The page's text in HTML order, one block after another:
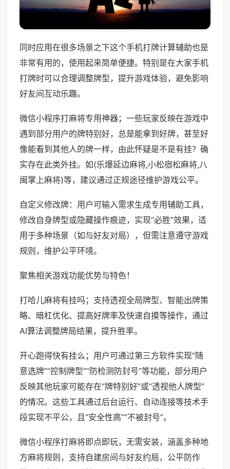
同时应用在很多场景之下这个手机打牌计算辅助也是
非常有用的，使用起来简单便捷。特别是在大家手机
打牌时可以合理调整牌型，提升游戏体验，避免影响
好友间互动乐趣。
微信小程序打麻将专用神器；一些玩家反映在游戏中
遇到部分用户的牌特别好，总是能拿到好牌，甚至好
像能看到其他人的牌一样，由此怀疑是不是有挂？确
实存在此类外挂。如(乐爆延边麻将,小松宿松麻将,八
闽掌上麻将)等，建议通过正规途径维护游戏公平。
自定义修改牌：用户可输入需求生成专用辅助工具，
修改自身牌型或隐藏操作痕迹，实现“必胜”效果，适
用于多种场景（如与好友对局），但需注意遵守游戏
规则，维护公平环境。
聚焦相关游戏功能优势与特色！
打哈儿麻将有挂吗；支持透视全局牌型、智能出牌策
略、暗杠优化、提高好牌率及快速自摸等操作，通过
AI算法调整牌局结果，提升胜率。
开心跑得快有挂么；用户可通过第三方软件实现“随
意选牌”“控制牌型”“防检测防封号”等功能，部分用户
反映其他玩家可能存在“牌特别好”或“透视他人牌型”
的情况。这些工具通过后台运行、自动连接等技术手
段实现不平公，且“安全性高”“不被封号”。
微信小程序打麻将即点即玩，无需安装，涵盖多种地
方麻将规则，支持自建房间与好友约局，公平防作